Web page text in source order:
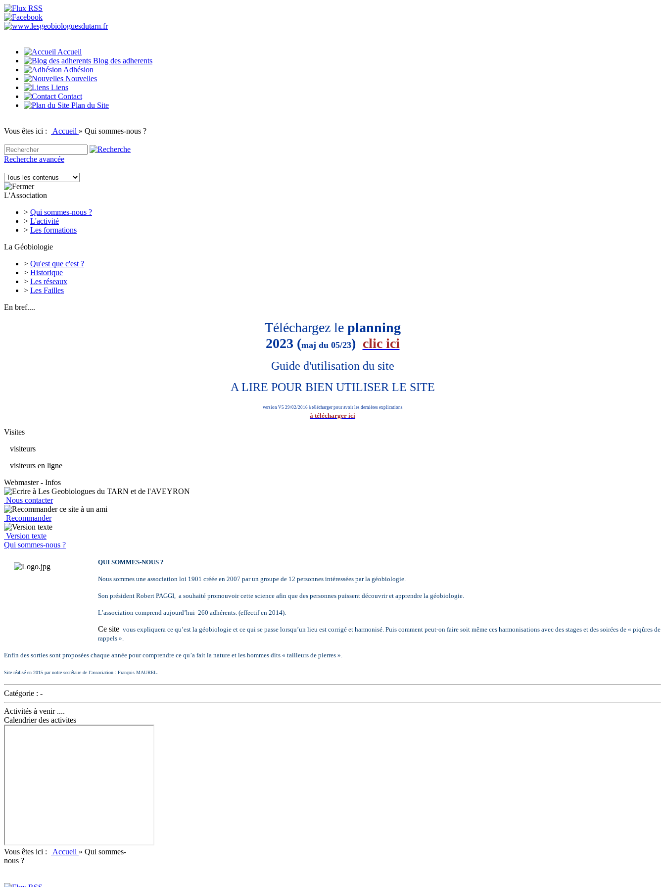
Accueil
Blog des adherents
Adhésion
Nouvelles
Liens
Contact
Plan du Site
Vous êtes ici : Accueil » Qui sommes-nous ?
Recherche avancée
L'Association
> Qui sommes-nous ?
> L'activité
> Les formations
La Géobiologie
> Qu'est que c'est ?
> Historique
> Les réseaux
> Les Failles
En bref....
Téléchargez le planning
2023 (maj du 05/23) clic ici
Guide d'utilisation du site
A LIRE POUR BIEN UTILISER LE SITE
version V5 29/02/2016 à télécharger pour avoir les dernières explications
à télécharger ici
Visites
visiteurs
visiteurs en ligne
Webmaster - Infos
Nous contacter
Recommander
Version texte
Qui sommes-nous ?
QUI SOMMES-NOUS ?
Nous sommes une association loi 1901 créée en 2007 par un groupe de 12 personnes intéressées par la géobiologie.
Son président Robert PAGGI, a souhaité promouvoir cette science afin que des personnes puissent découvrir et apprendre la géobiologie.
L’association comprend aujourd’hui 260 adhérents. (effectif en 2014).
Ce site vous expliquera ce qu’est la géobiologie et ce qui se passe lorsqu’un lieu est corrigé et harmonisé. Puis comment peut-on faire soit même ces harmonisations avec des stages et des soirées de « piqûres de
rappels ».
Enfin des sorties sont proposées chaque année pour comprendre ce qu’a fait la nature et les hommes dits « tailleurs de pierres ».
Site réalisé en 2015 par notre secrétaire de l’association : François MAUREL.
Catégorie : -
Activités à venir ....
Calendrier des activites
Vous êtes ici : Accueil » Qui sommes-
nous ?